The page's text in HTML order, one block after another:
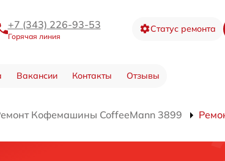
+7 (343) 226-93-53
Горячая линия
Статус ремонта
Вакансии Контакты Отзывы
Кофемашины CoffeeMann 3899